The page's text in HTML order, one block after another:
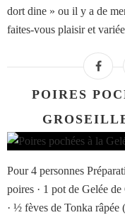
dort dine » ou il y a de
faites-vous plaisir et
POIRES
Pour 4 personnes
poires · 1 pot de Gelée
· ½ fèves de Tonka râpée